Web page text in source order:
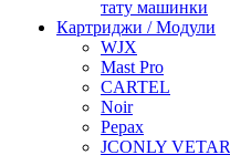
тату машинки
Картриджи / Модули
WJX
Mast Pro
CARTEL
Noir
Pepax
JCONLY VETAR